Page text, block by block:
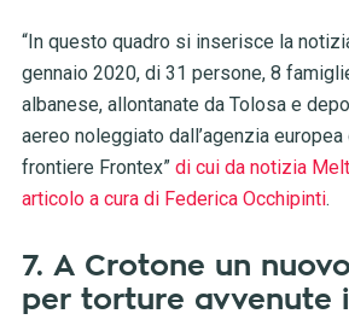
“In questo quadro si inserisce la
gennaio 2020, di 31 persone, 8
albanese, allontanate da Tolosa e
aereo noleggiato dall’agenzia
frontiere Frontex”di cui da notizia
articolo a cura di Federica Occhipinti.
7. A Crotone un
per torture avvenute